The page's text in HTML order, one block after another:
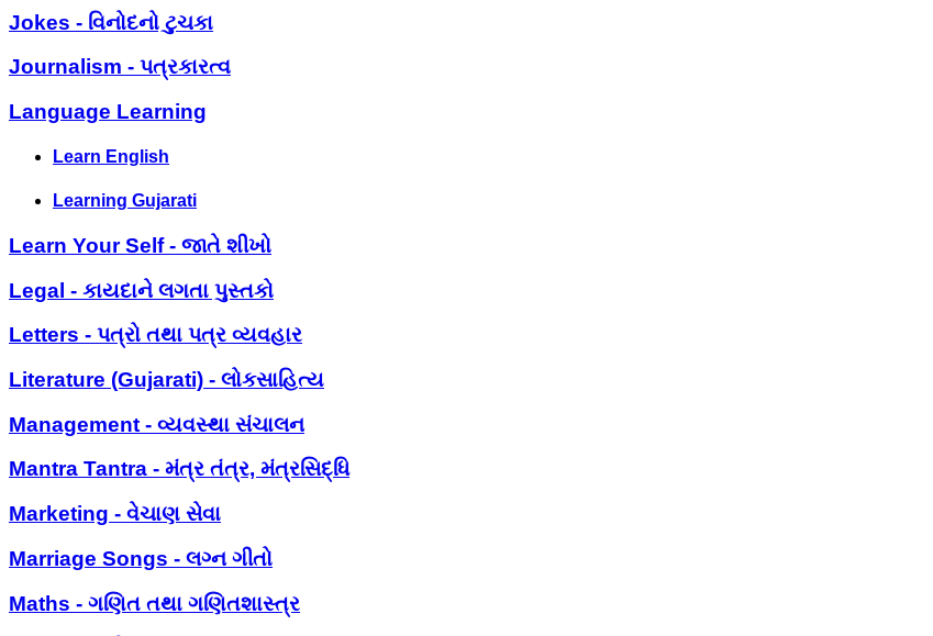
Jokes - વિનોદનો ટુચકા
Journalism - પત્રકારત્વ
Language Learning
Learn English
Learning Gujarati
Learn Your Self - જાતે શીખો
Legal - કાયદાને લગતા પુસ્તકો
Letters - પત્રો તથા પત્ર વ્યવહાર
Literature (Gujarati) - લોકસાહિત્ય
Management - વ્યવસ્થા સંચાલન
Mantra Tantra - મંત્ર તંત્ર, મંત્રસિદ્ધિ
Marketing - વેચાણ સેવા
Marriage Songs - લગ્ન ગીતો
Maths - ગણિત તથા ગણિતશાસ્ત્ર